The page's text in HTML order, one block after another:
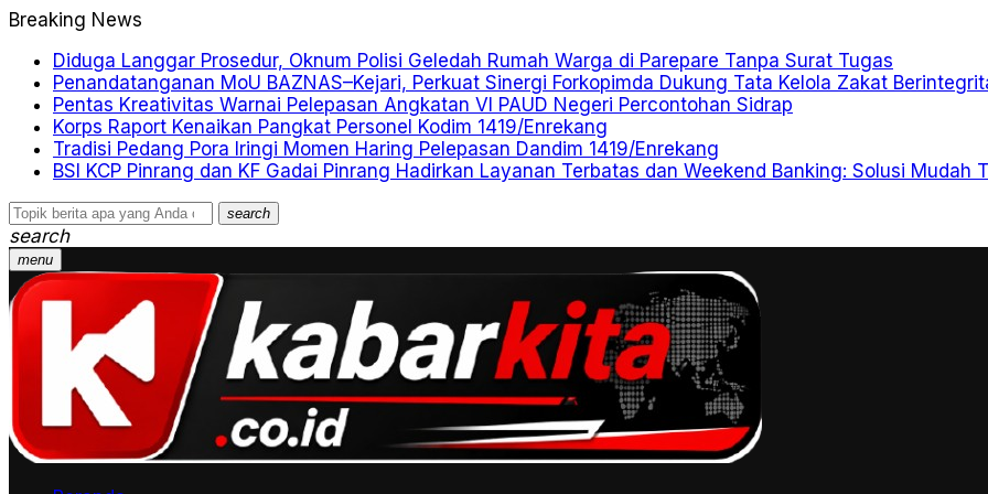
Breaking News
Diduga Langgar Prosedur, Oknum Polisi Geledah Rumah Warga di Parepare Tanpa Surat Tugas
Penandatanganan MoU BAZNAS–Kejari, Perkuat Sinergi Forkopimda Dukung Tata Kelola Zakat
Pentas Kreativitas Warnai Pelepasan Angkatan VI PAUD Negeri Percontohan Sidrap
Korps Raport Kenaikan Pangkat Personel Kodim 1419/Enrekang
Tradisi Pedang Pora Iringi Momen Haring Pelepasan Dandim 1419/Enrekang
BSI KCP Pinrang dan KF Gadai Pinrang Hadirkan Layanan Terbatas dan Weekend Banking: Solusi Mudah
search
search
menu